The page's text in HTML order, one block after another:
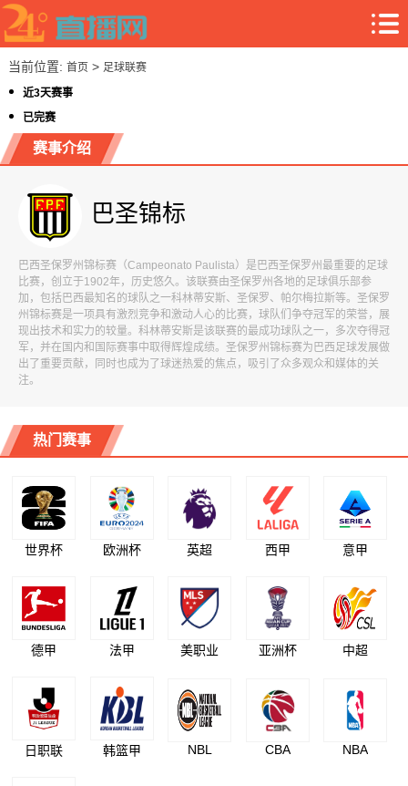
当前位置: 首页> 足球联赛
近3天赛事
已完赛
赛事介绍
巴圣锦标
巴西圣保罗州锦标赛（Campeonato Paulista）是巴西圣保罗州最重要的足球
比赛，创立于1902年，历史悠久。该联赛由圣保罗州各地的足球俱乐部参
加，包括巴西最知名的球队之一科林蒂安斯、圣保罗、帕尔梅拉斯等。圣保罗
州锦标赛是一项具有激烈竞争和激动人心的比赛，球队们争夺冠军的荣誉，展
现出技术和实力的较量。科林蒂安斯是该联赛的最成功球队之一，多次夺得冠
军，并在国内和国际赛事中取得辉煌成绩。圣保罗州锦标赛为巴西足球发展做
出了重要贡献，同时也成为了球迷热爱的焦点，吸引了众多观众和媒体的关
注。
热门赛事
世界杯 欧洲杯 英超 西甲 意甲
德甲 法甲 美职业 亚洲杯 中超
日职联 韩篮甲 NBL CBA NBA